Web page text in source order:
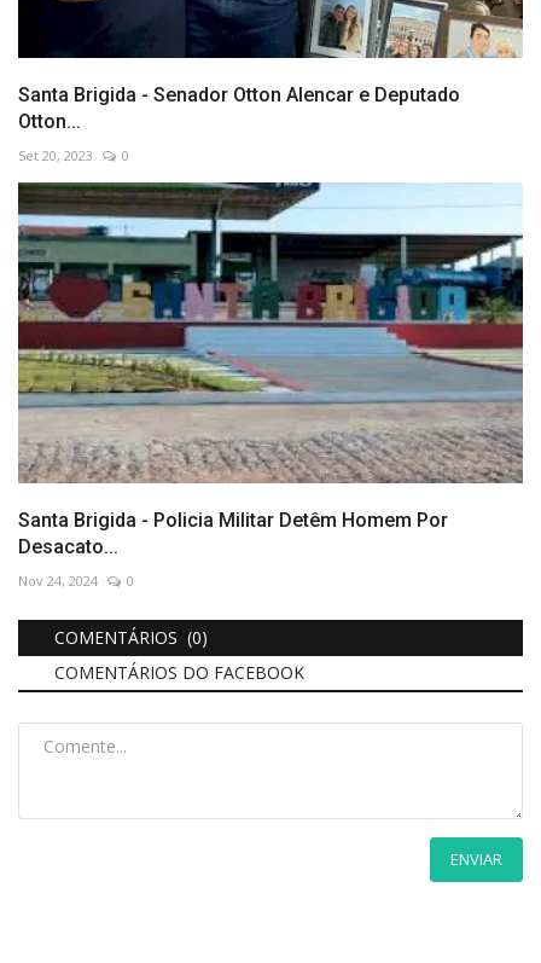
Santa Brigida - Senador Otton Alencar e Deputado
Otton...
Set 20, 2023 0
Santa Brigida - Policia Militar Detêm Homem Por
Desacato...
Nov 24, 2024 0
COMENTÁRIOS (0)
COMENTÁRIOS DO FACEBOOK
ENVIAR